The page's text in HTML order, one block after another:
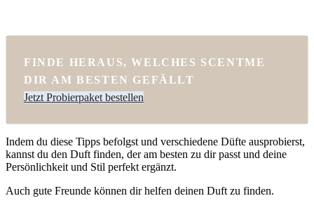
FINDE HERAUS, WELCHES SCENTME
DIR AM BESTEN GEFÄLLT
Jetzt Probierpaket bestellen
Indem du diese Tipps befolgst und verschiedene Düfte ausprobierst,
kannst du den Duft finden, der am besten zu dir passt und deine
Persönlichkeit und Stil perfekt ergänzt.
Auch gute Freunde können dir helfen deinen Duft zu finden.